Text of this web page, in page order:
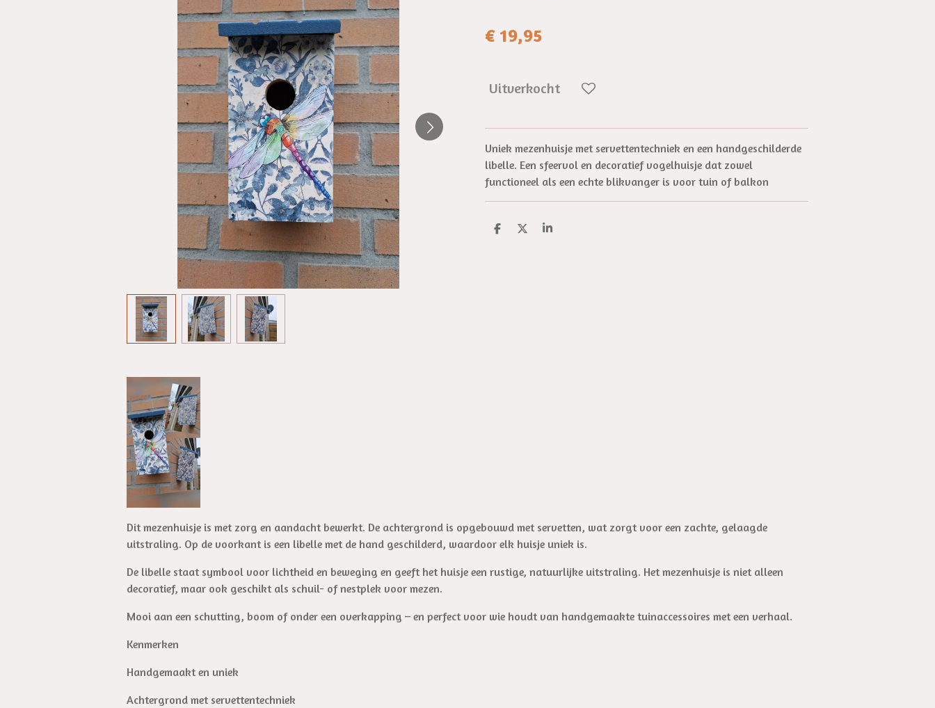
€ 19,95
Uitverkocht
Uniek mezenhuisje met servettentechniek en een handgeschilderde
libelle. Een sfeervol en decoratief vogelhuisje dat zowel
functioneel als een echte blikvanger is voor tuin of balkon
D
D
S
Dit mezenhuisje is met zorg en aandacht bewerkt. De achtergrond is opgebouwd met servetten, wat zorgt voor een zachte, gelaagde
uitstraling. Op de voorkant is een libelle met de hand geschilderd, waardoor elk huisje uniek is.
De libelle staat symbool voor lichtheid en beweging en geeft het huisje een rustige, natuurlijke uitstraling. Het mezenhuisje is niet alleen
decoratief, maar ook geschikt als schuil- of nestplek voor mezen.
Mooi aan een schutting, boom of onder een overkapping – en perfect voor wie houdt van handgemaakte tuinaccessoires met een verhaal.
Kenmerken
Handgemaakt en uniek
Achtergrond met servettentechniek